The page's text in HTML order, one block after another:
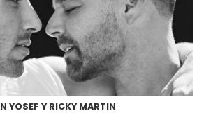
YOSEF Y RICKY MARTIN